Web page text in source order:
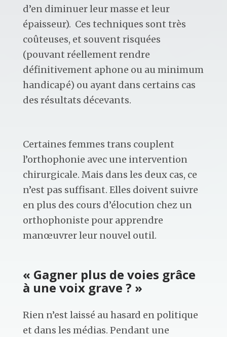
d’en diminuer leur masse et leur
épaisseur). Ces techniques sont très
coûteuses, et souvent risquées
(pouvant réellement rendre
définitivement aphone ou au minimum
handicapé) ou ayant dans certains cas
des résultats décevants.
Certaines femmes trans couplent
l’orthophonie avec une intervention
chirurgicale. Mais dans les deux cas, ce
n’est pas suffisant. Elles doivent suivre
en plus des cours d’élocution chez un
orthophoniste pour apprendre
manœuvrer leur nouvel outil.
« Gagner plus de voies grâce
à une voix grave ? »
Rien n’est laissé au hasard en politique
et dans les médias. Pendant une